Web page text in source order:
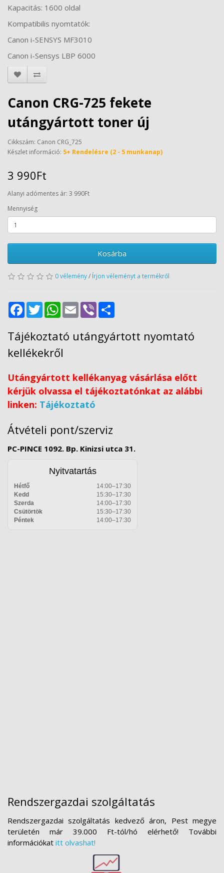
Kapacitás: 1600 oldal
Kompatibilis nyomtatók:
Canon i-SENSYS MF3010
Canon i-Sensys LBP 6000
Canon CRG-725 fekete
utángyártott toner új
Cikkszám: Canon CRG_725
Készlet információ: 5+ Rendelésre (2 - 5 munkanap)
3 990Ft
Alanyi adómentes ár: 3 990Ft
Mennyiség
Kosárba
0 vélemény/ Írjon véleményt a termékről
FacebookTwitter WhatsApp
Email Viber
Tájékoztató utángyártott nyomtató
kellékekről
Utángyártott kellékanyag vásárlása előtt
kérjük olvassa el tájékoztatónkat az alábbi
linken: Tájékoztató
Átvételi pont/szerviz
PC-PINCE 1092. Bp. Kinizsi utca 31.
Nyitvatartás
Hétfő
14:00–17:30
Kedd
15:30–17:30
Szerda
14:00–17:30
Csütörtök
15:30–17:30
Péntek
14:00–17:30
Rendszergazdai szolgáltatás
Rendszergazdai szolgáltatás kedvező áron, Pest megye
területén már 39.000 Ft-tól/hó elérhető! További
információkat itt olvashat!